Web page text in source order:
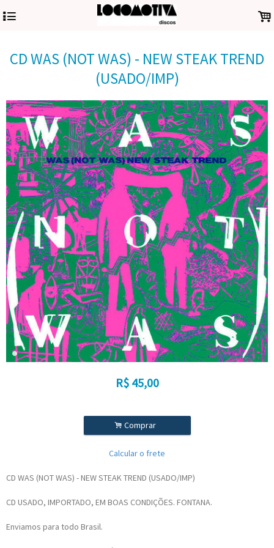
4 .
CD WAS (NOT WAS) - NEW STEAK TREND
(USADO/IMP)
R$ 45,00
. Comprar
Calcular o frete
CD WAS (NOT WAS) - NEW STEAK TREND (USADO/IMP)
CD USADO, IMPORTADO, EM BOAS CONDIÇÕES. FONTANA.
Enviamos para todo Brasil.